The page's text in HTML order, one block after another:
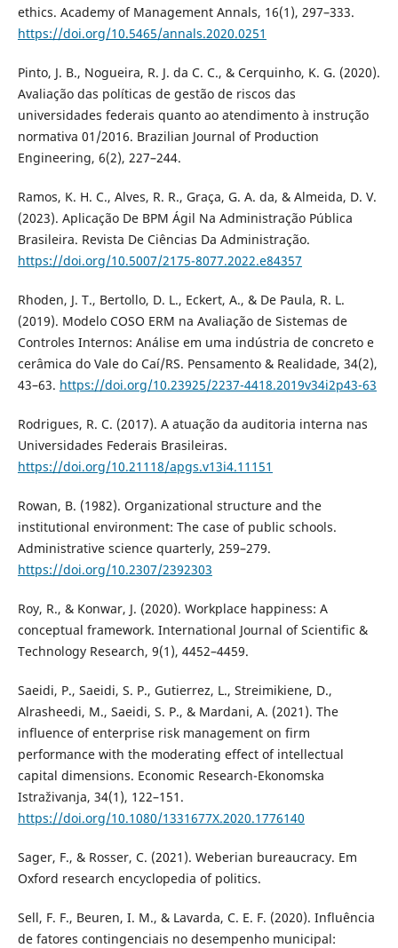
ethics. Academy of Management Annals, 16(1), 297–333.
https://doi.org/10.5465/annals.2020.0251
Pinto, J. B., Nogueira, R. J. da C. C., & Cerquinho, K. G. (2020).
Avaliação das políticas de gestão de riscos das
universidades federais quanto ao atendimento à instrução
normativa 01/2016. Brazilian Journal of Production
Engineering, 6(2), 227–244.
Ramos, K. H. C., Alves, R. R., Graça, G. A. da, & Almeida, D. V.
(2023). Aplicação De BPM Ágil Na Administração Pública
Brasileira. Revista De Ciências Da Administração.
https://doi.org/10.5007/2175-8077.2022.e84357
Rhoden, J. T., Bertollo, D. L., Eckert, A., & De Paula, R. L.
(2019). Modelo COSO ERM na Avaliação de Sistemas de
Controles Internos: Análise em uma indústria de concreto e
cerâmica do Vale do Caí/RS. Pensamento & Realidade, 34(2),
43–63. https://doi.org/10.23925/2237-4418.2019v34i2p43-63
Rodrigues, R. C. (2017). A atuação da auditoria interna nas
Universidades Federais Brasileiras.
https://doi.org/10.21118/apgs.v13i4.11151
Rowan, B. (1982). Organizational structure and the
institutional environment: The case of public schools.
Administrative science quarterly, 259–279.
https://doi.org/10.2307/2392303
Roy, R., & Konwar, J. (2020). Workplace happiness: A
conceptual framework. International Journal of Scientific &
Technology Research, 9(1), 4452–4459.
Saeidi, P., Saeidi, S. P., Gutierrez, L., Streimikiene, D.,
Alrasheedi, M., Saeidi, S. P., & Mardani, A. (2021). The
influence of enterprise risk management on firm
performance with the moderating effect of intellectual
capital dimensions. Economic Research-Ekonomska
Istraživanja, 34(1), 122–151.
https://doi.org/10.1080/1331677X.2020.1776140
Sager, F., & Rosser, C. (2021). Weberian bureaucracy. Em
Oxford research encyclopedia of politics.
Sell, F. F., Beuren, I. M., & Lavarda, C. E. F. (2020). Influência
de fatores contingenciais no desempenho municipal: